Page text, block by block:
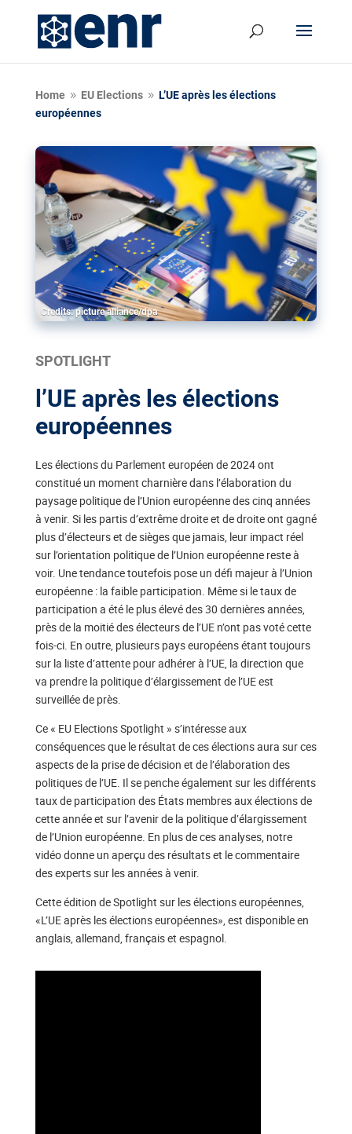
Home 9 EU Elections 9 L’UE après les élections
européennes
Credits: picture alliance/dpa
SPOTLIGHT
l’UE après les élections
européennes
Les élections du Parlement européen de 2024 ont
constitué un moment charnière dans l’élaboration du
paysage politique de l’Union européenne des cinq années
à venir. Si les partis d’extrême droite et de droite ont gagné
plus d’électeurs et de sièges que jamais, leur impact réel
sur l’orientation politique de l’Union européenne reste à
voir. Une tendance toutefois pose un défi majeur à l’Union
européenne : la faible participation. Même si le taux de
participation a été le plus élevé des 30 dernières années,
près de la moitié des électeurs de l’UE n’ont pas voté cette
fois-ci. En outre, plusieurs pays européens étant toujours
sur la liste d’attente pour adhérer à l’UE, la direction que
va prendre la politique d’élargissement de l’UE est
surveillée de près.
Ce « EU Elections Spotlight » s’intéresse aux
conséquences que le résultat de ces élections aura sur ces
aspects de la prise de décision et de l’élaboration des
politiques de l’UE. Il se penche également sur les différents
taux de participation des États membres aux élections de
cette année et sur l’avenir de la politique d’élargissement
de l’Union européenne. En plus de ces analyses, notre
vidéo donne un aperçu des résultats et le commentaire
des experts sur les années à venir.
Cette édition de Spotlight sur les élections européennes,
«L’UE après les élections européennes», est disponible en
anglais, allemand, français et espagnol.